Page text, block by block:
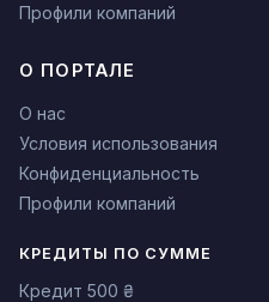
Профили компаний
О ПОРТАЛЕ
О нас
Условия использования
Конфиденциальность
Профили компаний
КРЕДИТЫ ПО СУММЕ
Кредит 500 ₴